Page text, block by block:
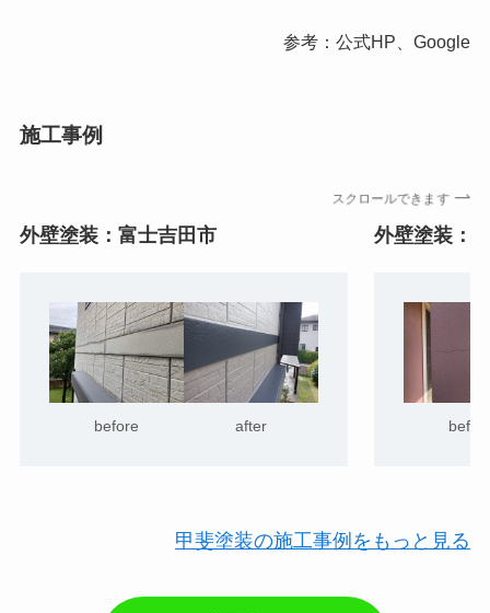
参考：公式HP、Google
施工事例
スクロールできます
外壁塗装：富士吉田市
before after
外壁塗装：
甲斐塗装の施工事例をもっと見る